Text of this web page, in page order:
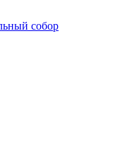
собор